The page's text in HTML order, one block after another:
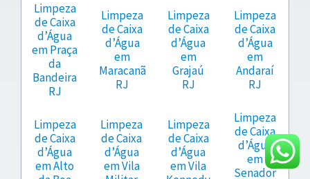
Limpeza
de Caixa
d’Água
em Praça
da
Bandeira
RJ
Limpeza
de Caixa
d’Água
em
Maracanã
RJ
Limpeza
de Caixa
d’Água
em
Grajaú
RJ
Limpeza
de Caixa
d’Água
em
Andaraí
RJ
Limpeza
de Caixa
d’Água
em Alto
Limpeza
de Caixa
d’Água
em Vila
Limpeza
de Caixa
d’Água
em Vila
Limpeza
de Caixa
d’Água
em
Senador